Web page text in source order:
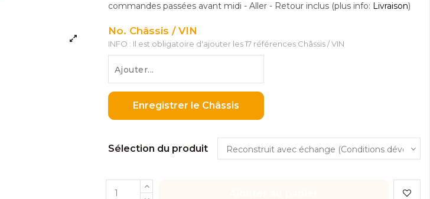
commandes passées avant midi - Aller - Retour inclus (plus info: Livraison)
No. Châssis / VIN
INFO : Il est obligatoire d'ajouter les 17 références Châssis / VIN
Enregistrer le Châssis
Sélection du produit